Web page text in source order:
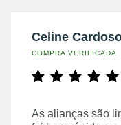
Celine
COMPRA VERIFICADA
As alianças são